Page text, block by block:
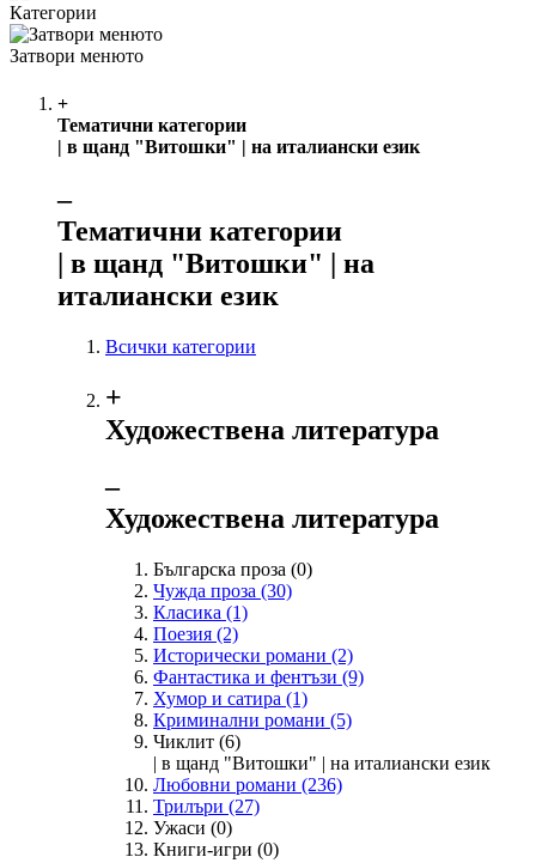
Категории
Затвори менюто
+
Тематични категории
| в щанд "Витошки" | на италиански език
‒
Тематични категории
| в щанд "Витошки" | на
италиански език
Всички категории
+
Художествена литература
‒
Художествена литература
Българска проза (0)
Чужда проза (30)
Класика (1)
Поезия (2)
Исторически романи (2)
Фантастика и фентъзи (9)
Хумор и сатира (1)
Криминални романи (5)
Чиклит (6)
| в щанд "Витошки" | на италиански език
Любовни романи (236)
Трилъри (27)
Ужаси (0)
Книги-игри (0)